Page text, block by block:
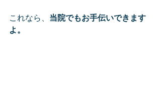
これなら、 当院でもお手伝いできます
よ。